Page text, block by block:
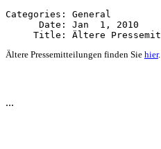
Categories: General
      Date: Jan  1, 2010
Ältere Pressemitteilungen finden Sie hier.
...